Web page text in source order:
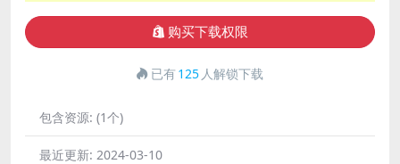
购买下载权限
已有125 人解锁下载
包含资源: (1个)
最近更新: 2024-03-10